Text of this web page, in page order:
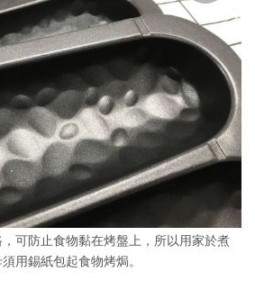
可防止食物黏在烤盤上，所以用家於煮
用錫紙包起食物烤焗。